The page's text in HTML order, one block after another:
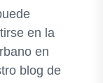
en la
en
blog de